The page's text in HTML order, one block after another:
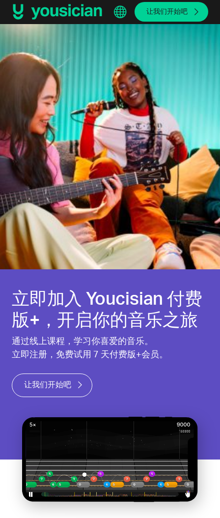
让我们开始吧
立即加入 Youcisian 付费
版+，开启你的音乐之旅
通过线上课程，学习你喜爱的音乐。
立即注册，免费试用 7 天付费版+会员。
让我们开始吧